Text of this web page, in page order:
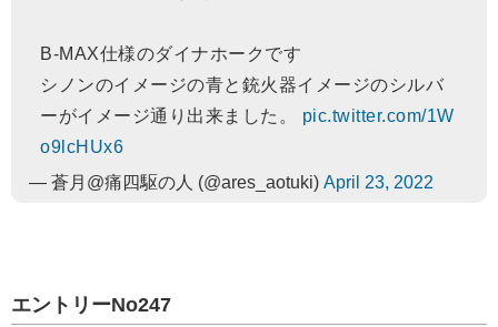
B-MAX仕様のダイナホークです
シノンのイメージの青と銃火器イメージのシルバ
ーがイメージ通り出来ました。 pic.twitter.com/1W
o9lcHUx6
— 蒼月@痛四駆の人 (@ares_aotuki) April 23, 2022
エントリーNo247